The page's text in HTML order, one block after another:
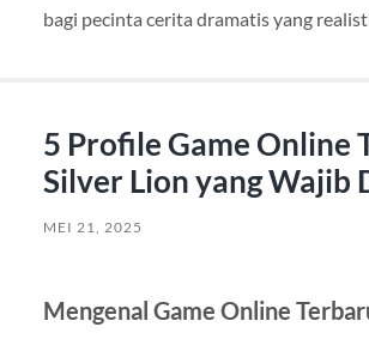
bagi pecinta cerita dramatis yang
5 Profile Game Online
Silver Lion yang Wajib
MEI 21, 2025
Mengenal Game Online